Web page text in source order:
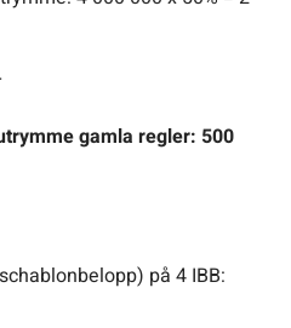
gamla regler: 500
på 4 IBB: